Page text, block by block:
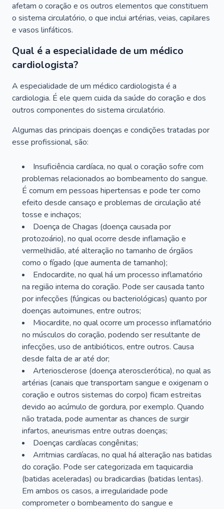
afetam o coração e os outros elementos que constituem
o sistema circulatório, o que inclui artérias, veias, capilares
e vasos linfáticos.
Qual é a especialidade de um médico
cardiologista?
A especialidade de um médico cardiologista é a
cardiologia. É ele quem cuida da saúde do coração e dos
outros componentes do sistema circulatório.
Algumas das principais doenças e condições tratadas por
esse profissional, são:
Insuficiência cardíaca, no qual o coração sofre com
problemas relacionados ao bombeamento do sangue.
É comum em pessoas hipertensas e pode ter como
efeito desde cansaço e problemas de circulação até
tosse e inchaços;
Doença de Chagas (doença causada por
protozoário), no qual ocorre desde inflamação e
vermelhidão, até alteração no tamanho de órgãos
como o fígado (que aumenta de tamanho);
Endocardite, no qual há um processo inflamatório
na região interna do coração. Pode ser causada tanto
por infecções (fúngicas ou bacteriológicas) quanto por
doenças autoimunes, entre outros;
Miocardite, no qual ocorre um processo inflamatório
no músculos do coração, podendo ser resultante de
infecções, uso de antibióticos, entre outros. Causa
desde falta de ar até dor;
Arteriosclerose (doença aterosclerótica), no qual as
artérias (canais que transportam sangue e oxigenam o
coração e outros sistemas do corpo) ficam estreitas
devido ao acúmulo de gordura, por exemplo. Quando
não tratada, pode aumentar as chances de surgir
infartos, aneurismas entre outras doenças;
Doenças cardíacas congênitas;
Arritmias cardíacas, no qual há alteração nas batidas
do coração. Pode ser categorizada em taquicardia
(batidas aceleradas) ou bradicardias (batidas lentas).
Em ambos os casos, a irregularidade pode
comprometer o bombeamento do sangue e